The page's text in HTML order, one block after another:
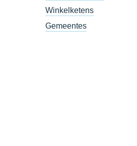
Winkelketens
Gemeentes